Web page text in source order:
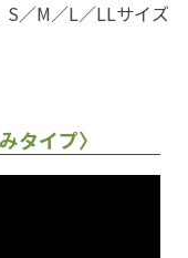
／M／L／LLサイズ
タイプ〉